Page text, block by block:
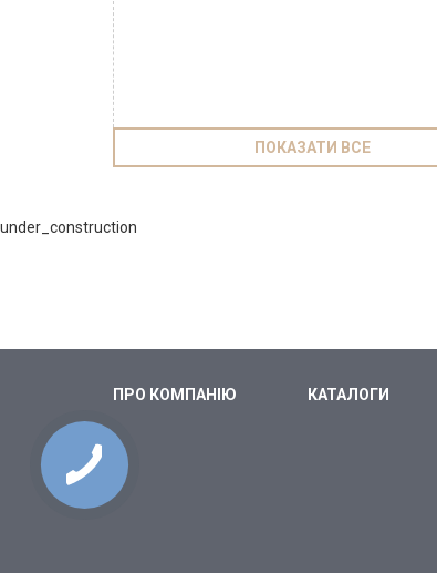
ПОКАЗАТИ ВСЕ
under_construction
ПРО КОМПАНІЮ КАТАЛОГИ